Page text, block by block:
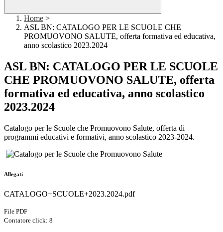
Home >
ASL BN: CATALOGO PER LE SCUOLE CHE
PROMUOVONO SALUTE, offerta formativa ed educativa,
anno scolastico 2023.2024
ASL BN: CATALOGO PER LE SCUOLE
CHE PROMUOVONO SALUTE, offerta
formativa ed educativa, anno scolastico
2023.2024
Catalogo per le Scuole che Promuovono Salute, offerta di
programmi educativi e formativi, anno scolastico 2023-2024.
Allegati
CATALOGO+SCUOLE+2023.2024.pdf
File PDF
Contatore click: 8